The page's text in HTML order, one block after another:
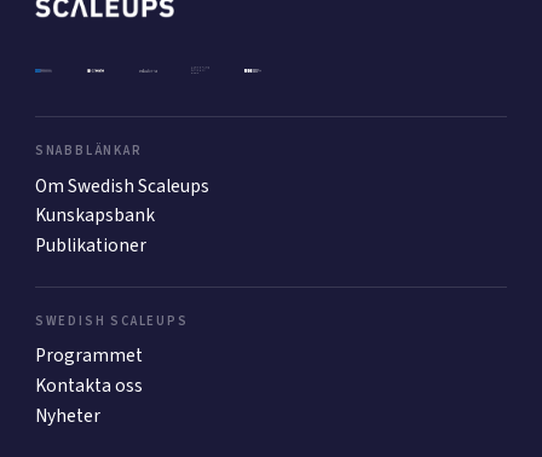
SNABBLÄNKAR
Om Swedish Scaleups
Kunskapsbank
Publikationer
SWEDISH SCALEUPS
Programmet
Kontakta oss
Nyheter